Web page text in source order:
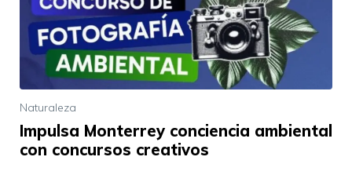
Naturaleza
Impulsa Monterrey conciencia ambiental
con concursos creativos